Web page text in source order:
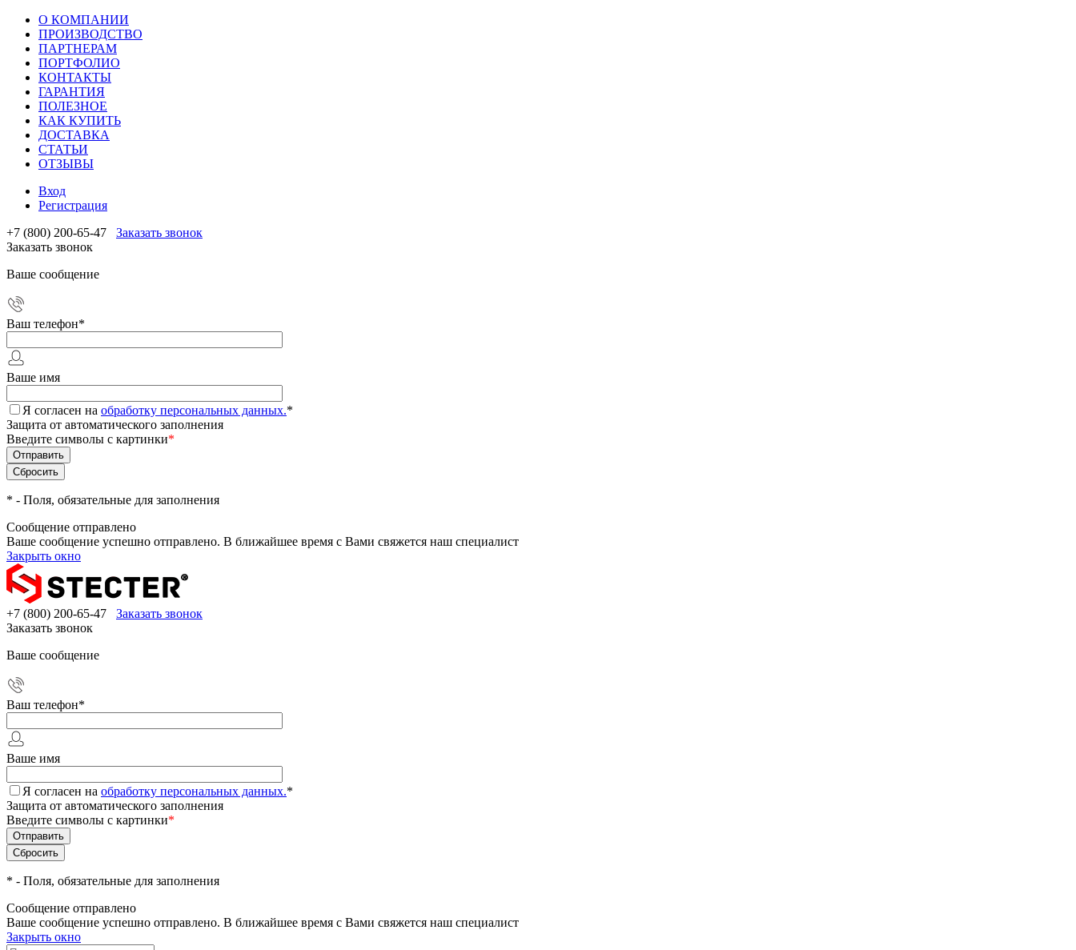
О КОМПАНИИ
ПРОИЗВОДСТВО
ПАРТНЕРАМ
ПОРТФОЛИО
КОНТАКТЫ
ГАРАНТИЯ
ПОЛЕЗНОЕ
КАК КУПИТЬ
ДОСТАВКА
СТАТЬИ
ОТЗЫВЫ
Вход
Регистрация
+7 (800) 200-65-47
Заказать звонок
Заказать звонок
Ваше сообщение
Ваш телефон*
Ваше имя
Я согласен на обработку персональных данных.*
Защита от автоматического заполнения
Введите символы с картинки*
* - Поля, обязательные для заполнения
Сообщение отправлено
Ваше сообщение успешно отправлено. В ближайшее время с Вами свяжется наш специалист
Закрыть окно
+7 (800) 200-65-47
Заказать звонок
Заказать звонок
Ваше сообщение
Ваш телефон*
Ваше имя
Я согласен на обработку персональных данных.*
Защита от автоматического заполнения
Введите символы с картинки*
* - Поля, обязательные для заполнения
Сообщение отправлено
Ваше сообщение успешно отправлено. В ближайшее время с Вами свяжется наш специалист
Закрыть окно